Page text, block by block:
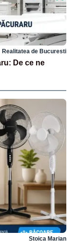
Realitatea de Bucuresti
De ce ne
Stoica Marian